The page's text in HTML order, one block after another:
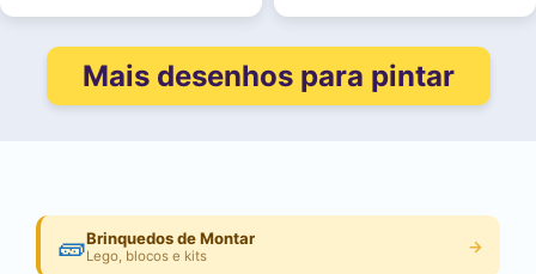
Mais desenhos para pintar
🧱Brinquedos de Montar
Lego, blocos e kits →